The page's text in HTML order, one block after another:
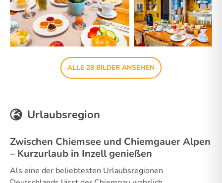
ALLE 28 BILDER ANSEHEN
Urlaubsregion
Zwischen Chiemsee und Chiemgauer Alpen
– Kurzurlaub in Inzell genießen
Als eine der beliebtesten Urlaubsregionen